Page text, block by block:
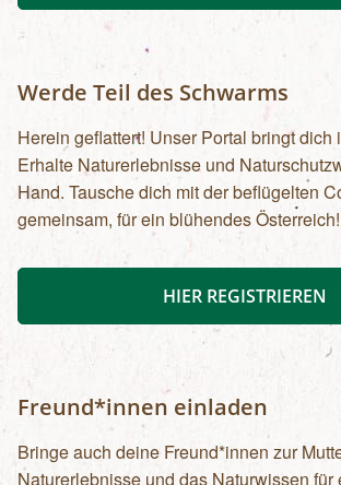
Werde Teil des Schwarms
Herein geflattert! Unser Portal bringt dich
Erhalte Naturerlebnisse und
Hand. Tausche dich mit der beflügelten
gemeinsam, für ein blühendes Österreich!
HIER REGISTRIEREN
Freund*innen einladen
Bringe auch deine Freund*innen zur
Naturerlebnisse und das Naturwissen für